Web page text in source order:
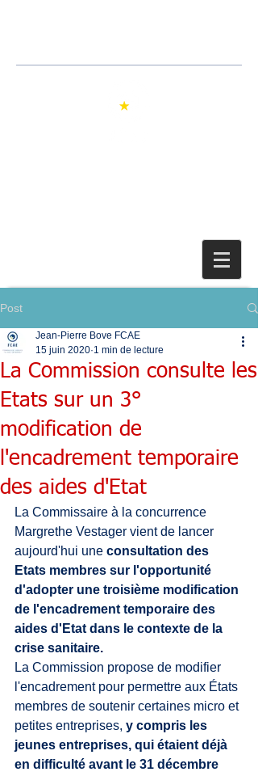
Post
La Commission consulte les
Etats sur un 3°
modification de
l'encadrement temporaire
des aides d'Etat
Jean-Pierre Bove FCAE
15 juin 2020 1 min de lecture
La Commissaire à la concurrence
Margrethe Vestager vient de lancer
aujourd'hui une consultation des
Etats membres sur l'opportunité
d'adopter une troisième modification
de l'encadrement temporaire des
aides d'Etat dans le contexte de la
crise sanitaire.
La Commission propose de modifier
l'encadrement pour permettre aux États
membres de soutenir certaines micro et
petites entreprises, y compris les
jeunes entreprises, qui étaient déjà
en difficulté avant le 31 décembre